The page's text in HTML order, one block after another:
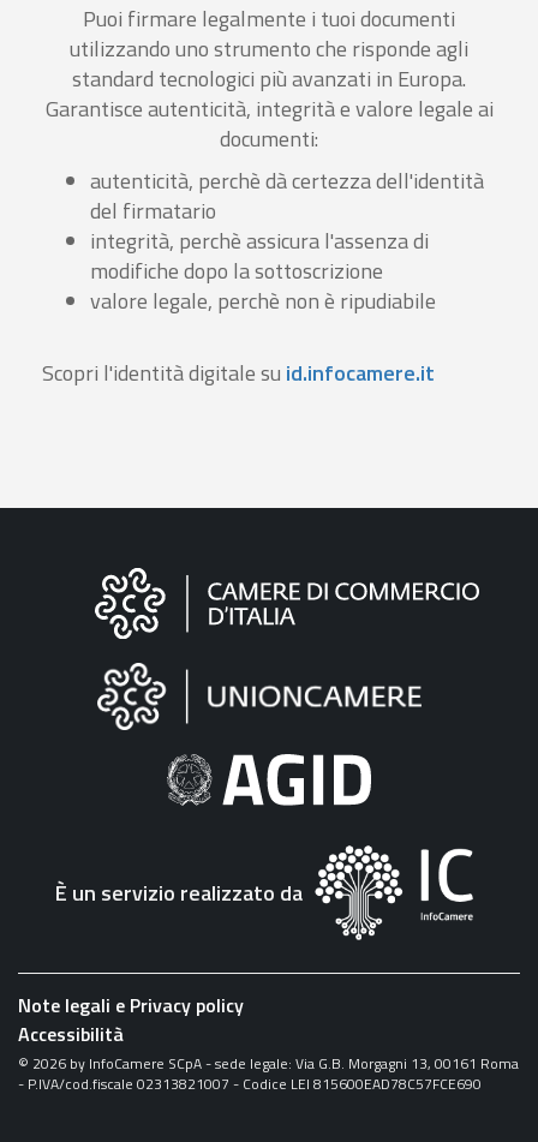
Puoi firmare legalmente i tuoi documenti
utilizzando uno strumento che risponde agli
standard tecnologici più avanzati in Europa.
Garantisce autenticità, integrità e valore legale ai
documenti:
autenticità, perchè dà certezza dell'identità
del firmatario
integrità, perchè assicura l'assenza di
modifiche dopo la sottoscrizione
valore legale, perchè non è ripudiabile
Scopri l'identità digitale su id.infocamere.it
Informazioni
"Fattura
Elettronica"
È un servizio realizzato da
Note legali e Privacy policy
Accessibilità
© 2026 by InfoCamere SCpA - sede legale: Via G.B. Morgagni 13, 00161 Roma
- P.IVA/cod.fiscale 02313821007 - Codice LEI 815600EAD78C57FCE690